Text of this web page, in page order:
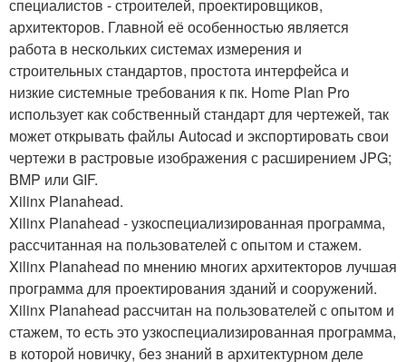
специалистов - строителей, проектировщиков,
архитекторов. Главной её особенностью является
работа в нескольких системах измерения и
строительных стандартов, простота интерфейса и
низкие системные требования к пк. Home Plan Pro
использует как собственный стандарт для чертежей, так
может открывать файлы Autocad и экспортировать свои
чертежи в растровые изображения с расширением JPG;
BMP или GIF.
Xilinx Planahead.
Xilinx Planahead - узкоспециализированная программа,
рассчитанная на пользователей с опытом и стажем.
Xilinx Planahead по мнению многих архитекторов лучшая
программа для проектирования зданий и сооружений.
Xilinx Planahead рассчитан на пользователей с опытом и
стажем, то есть это узкоспециализированная программа,
в которой новичку, без знаний в архитектурном деле